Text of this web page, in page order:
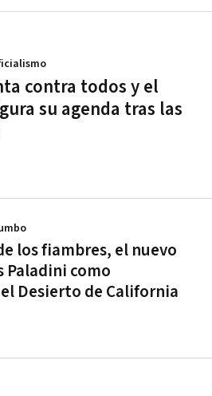
contra todos y el
su agenda tras las
los fiambres, el nuevo
Paladini como
Desierto de California